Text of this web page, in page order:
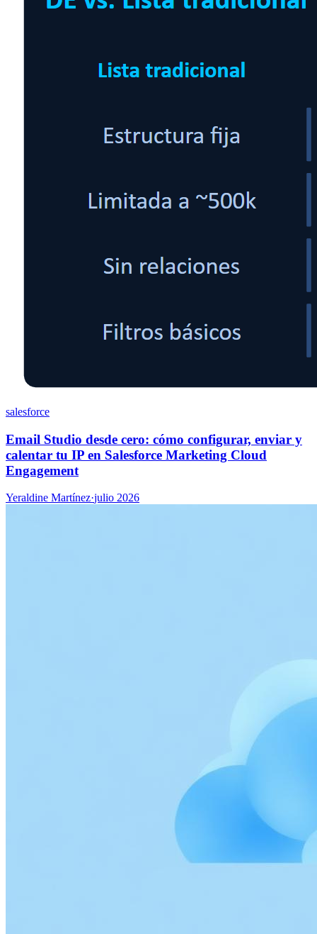
salesforce
Email Studio desde cero: cómo configurar, enviar y
calentar tu IP en Salesforce Marketing Cloud
Engagement
Yeraldine Martínez·julio 2026